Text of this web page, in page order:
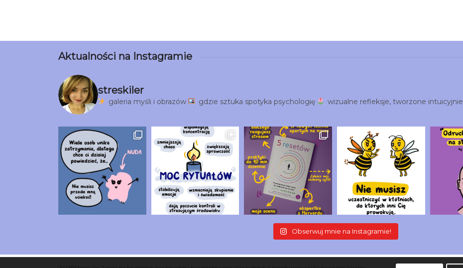
Aktualności na Instagramie
streskiler
galeria myśli i obrazów gdzie sztuka spotyka psychologię wizualne refleksje, tworzone intuicyjnie
Obserwuj mnie na Instagramie!